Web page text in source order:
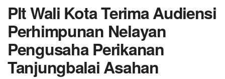
Plt Wali Kota Terima Audiensi
Perhimpunan Nelayan
Pengusaha Perikanan
Tanjungbalai Asahan